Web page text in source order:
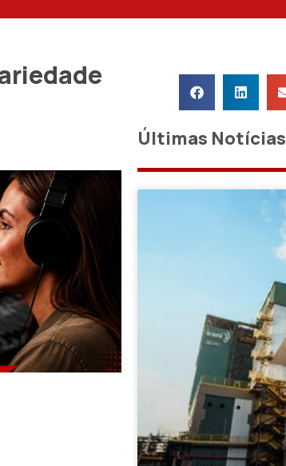
Últimas Notícias